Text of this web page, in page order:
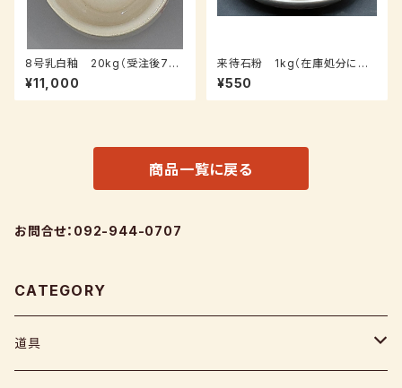
8号乳白釉 20kg（受注後7～
１０日後発送）
¥11,000
来待石粉 1kg（在庫処分につ
き在庫限り）
¥550
商品一覧に戻る
お問合せ：092-944-0707
CATEGORY
道具